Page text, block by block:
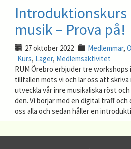
Introduktionskurs
musik – Prova på!
27 oktober 2022 Medlemmar,
Kurs, Läger, Medlemsaktivitet
RUM Örebro erbjuder tre workshops
tillfällen möts vi och lär oss att skriva
utveckla vår inre musikaliska röst
den. Vi börjar med en digital träff
oss alla och sedan håller en